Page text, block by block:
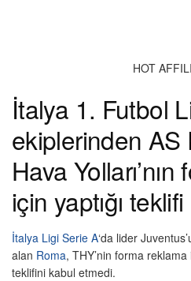
HOT
İtalya 1. Futbol
ekiplerinden AS
Hava
için yaptığı
İtalya Ligi Serie A‘da lider
alan Roma, THY’nin forma reklama
teklifini kabul etmedi.